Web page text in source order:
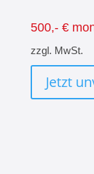
500,- €
zzgl. MwSt.
Jetzt